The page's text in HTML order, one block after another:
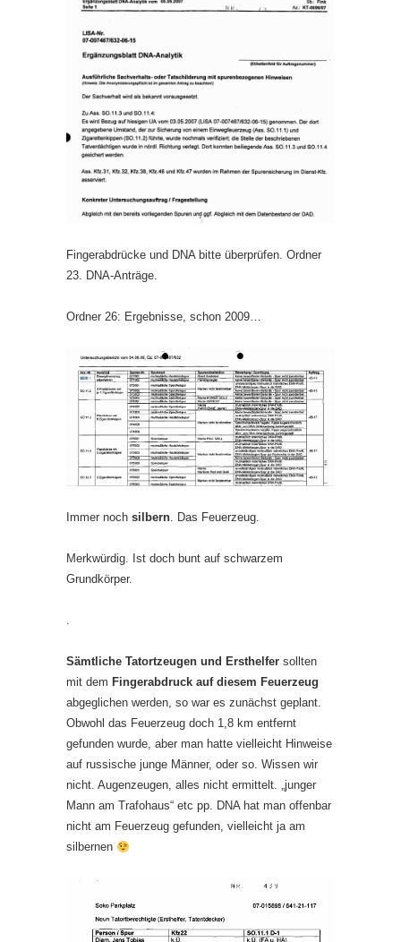
Fingerabdrücke und DNA bitte überprüfen. Ordner
23. DNA-Anträge.
Ordner 26: Ergebnisse, schon 2009…
Immer noch silbern. Das Feuerzeug.
Merkwürdig. Ist doch bunt auf schwarzem
Grundkörper.
.
Sämtliche Tatortzeugen und Ersthelfer sollten
mit dem Fingerabdruck auf diesem Feuerzeug
abgeglichen werden, so war es zunächst geplant.
Obwohl das Feuerzeug doch 1,8 km entfernt
gefunden wurde, aber man hatte vielleicht Hinweise
auf russische junge Männer, oder so. Wissen wir
nicht. Augenzeugen, alles nicht ermittelt. „junger
Mann am Trafohaus“ etc pp. DNA hat man offenbar
nicht am Feuerzeug gefunden, vielleicht ja am
silbernen